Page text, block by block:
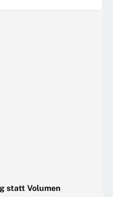
statt Volumen